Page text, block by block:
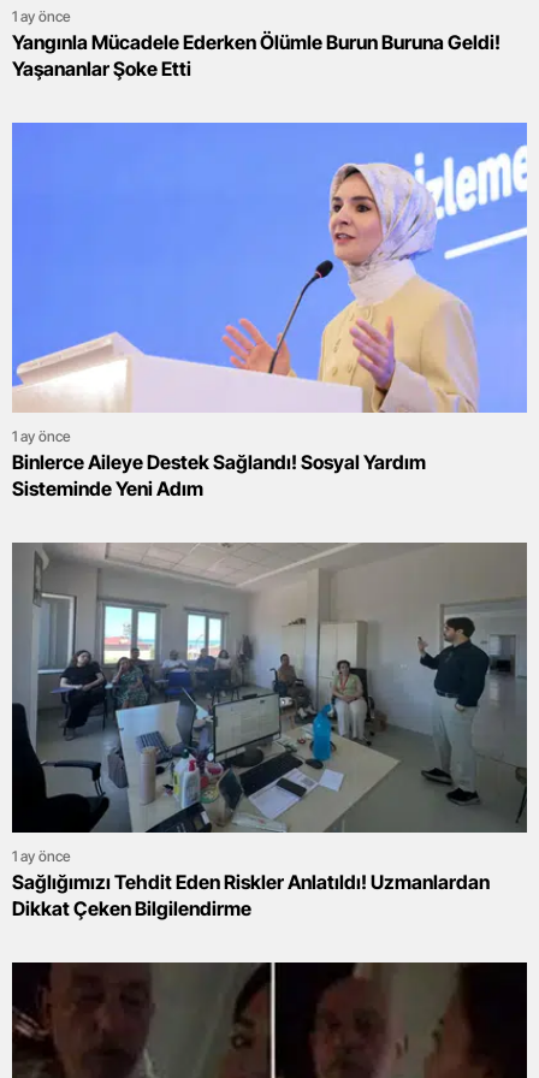
1 ay önce
Yangınla Mücadele Ederken Ölümle Burun Buruna Geldi!
Yaşananlar Şoke Etti
1 ay önce
Binlerce Aileye Destek Sağlandı! Sosyal Yardım
Sisteminde Yeni Adım
1 ay önce
Sağlığımızı Tehdit Eden Riskler Anlatıldı! Uzmanlardan
Dikkat Çeken Bilgilendirme